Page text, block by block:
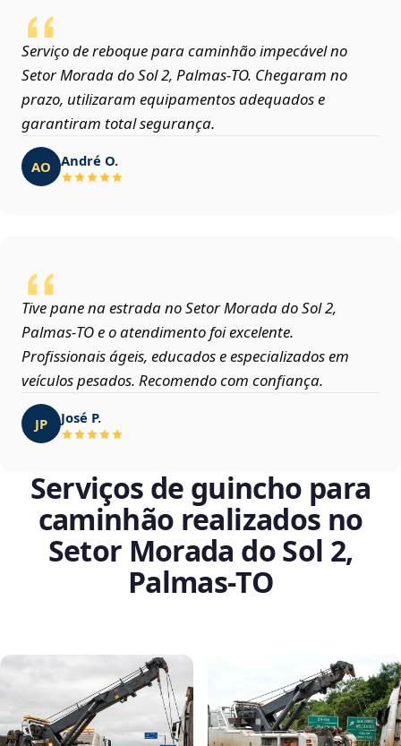
Serviço de reboque para caminhão impecável no
Setor Morada do Sol 2, Palmas‑TO. Chegaram no
prazo, utilizaram equipamentos adequados e
garantiram total segurança.
AO André O.
Tive pane na estrada no Setor Morada do Sol 2,
Palmas‑TO e o atendimento foi excelente.
Profissionais ágeis, educados e especializados em
veículos pesados. Recomendo com confiança.
JP José P.
Serviços de guincho para
caminhão realizados no
Setor Morada do Sol 2,
Palmas‑TO